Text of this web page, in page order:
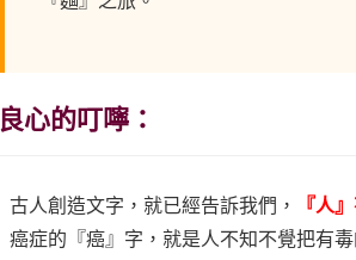
良心的叮嚀：
古人創造文字，就已經告訴我們，
『人
癌症的『癌』字，就是人不知不覺把有